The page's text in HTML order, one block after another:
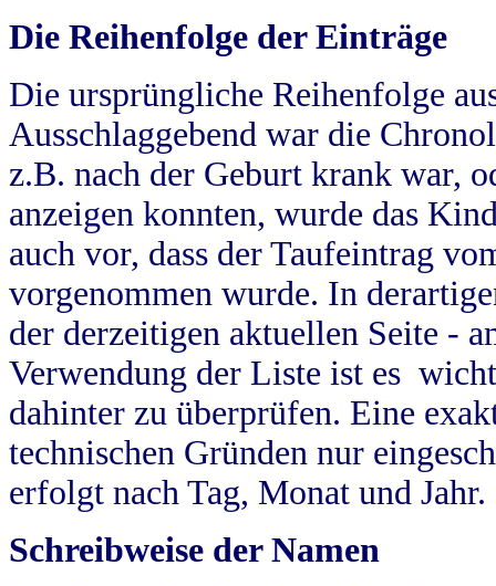
Die Reihenfolge der Einträge
Die ursprüngliche Reihenfolge
Ausschlaggebend war die
z.B. nach der Geburt krank war,
anzeigen konnten, wurde das
auch vor, dass der Taufeintrag
vorgenommen wurde. In
der derzeitigen aktuellen Seite -
Verwendung der Liste ist es
dahinter zu überprüfen. Eine
technischen Gründen nur
erfolgt nach Tag, Monat und Jahr.
Schreibweise der Namen